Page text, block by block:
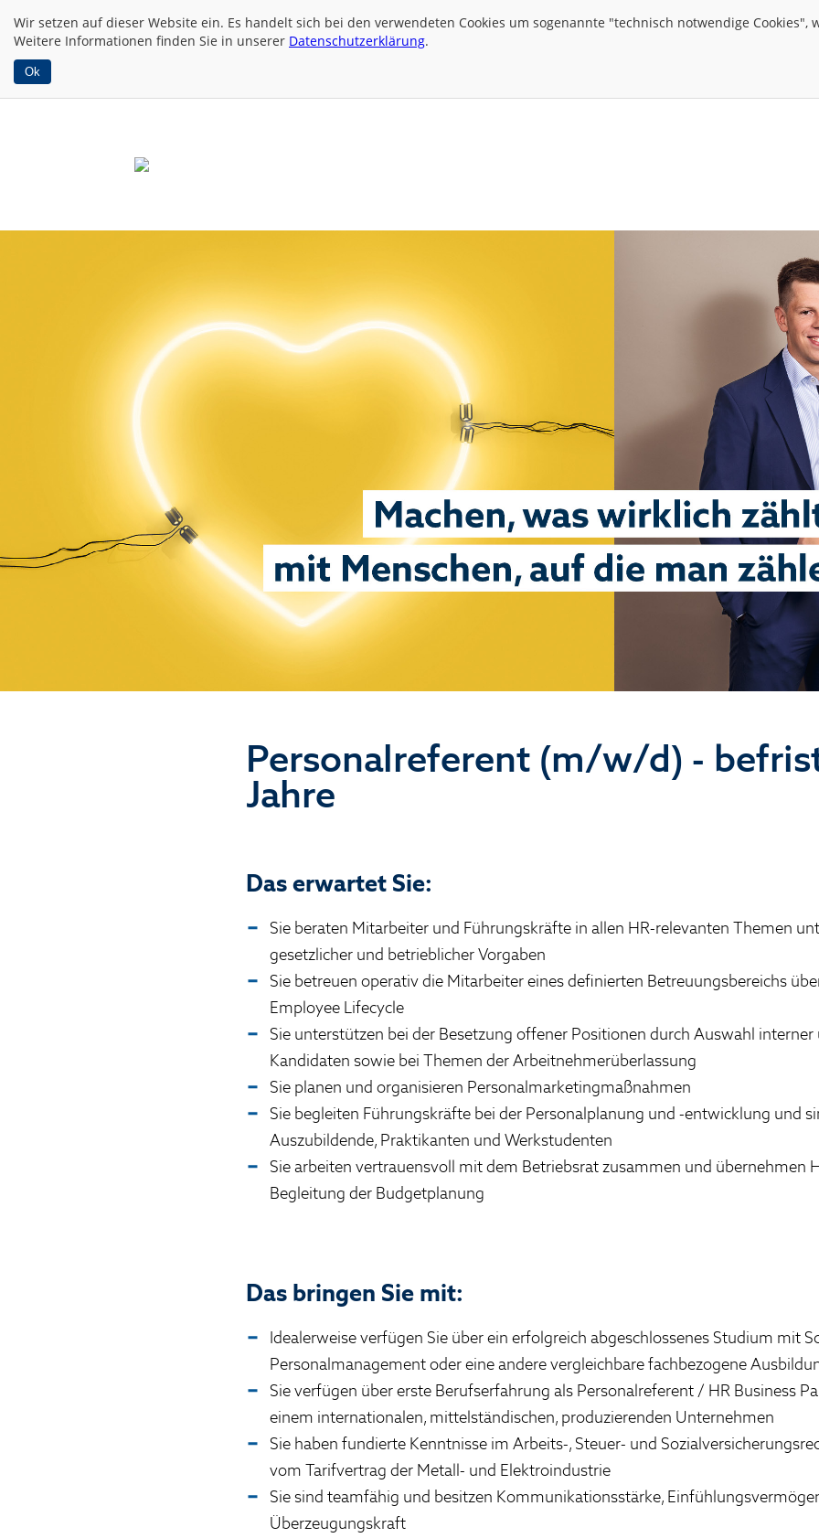
Wir setzen auf dieser Website ein. Es handelt sich bei den verwendeten Cookies um sogenannte "technisch notwendige
Weitere Informationen finden Sie in unserer Datenschutzerklärung.
Ok
Personalreferent (m/w/d) -
Jahre
Das erwartet Sie:
Sie beraten Mitarbeiter und Führungskräfte in allen HR-relevanten Themen
gesetzlicher und betrieblicher Vorgaben
Sie betreuen operativ die Mitarbeiter eines definierten Betreuungsbereichs
Employee Lifecycle
Sie unterstützen bei der Besetzung offener Positionen durch Auswahl interner
Kandidaten sowie bei Themen der Arbeitnehmerüberlassung
Sie planen und organisieren Personalmarketingmaßnahmen
Sie begleiten Führungskräfte bei der Personalplanung und -entwicklung und
Auszubildende, Praktikanten und Werkstudenten
Sie arbeiten vertrauensvoll mit dem Betriebsrat zusammen und übernehmen
Begleitung der Budgetplanung
Das bringen Sie mit:
Idealerweise verfügen Sie über ein erfolgreich abgeschlossenes Studium mit
Personalmanagement oder eine andere vergleichbare fachbezogene
Sie verfügen über erste Berufserfahrung als Personalreferent / HR Business
einem internationalen, mittelständischen, produzierenden Unternehmen
Sie haben fundierte Kenntnisse im Arbeits-, Steuer- und
vom Tarifvertrag der Metall- und Elektroindustrie
Sie sind teamfähig und besitzen Kommunikationsstärke,
Überzeugungskraft